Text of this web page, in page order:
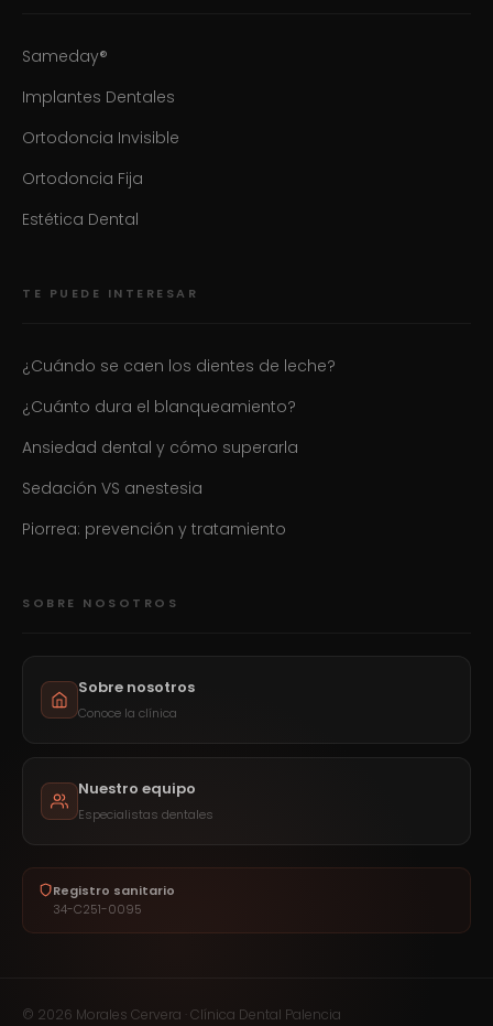
Sameday®
Implantes Dentales
Ortodoncia Invisible
Ortodoncia Fija
Estética Dental
TE PUEDE INTERESAR
¿Cuándo se caen los dientes de leche?
¿Cuánto dura el blanqueamiento?
Ansiedad dental y cómo superarla
Sedación VS anestesia
Piorrea: prevención y tratamiento
SOBRE NOSOTROS
Sobre nosotros
Conoce la clínica
Nuestro equipo
Especialistas dentales
Registro sanitario
34-C251-0095
© 2026 Morales Cervera · Clínica Dental Palencia